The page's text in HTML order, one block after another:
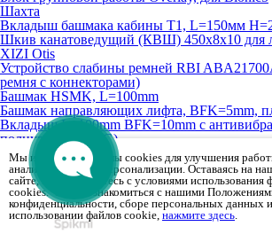
Шахта
Вкладыш башмака кабины T1, L=150мм
Шкив канатоведущий (КВШ) 450х8х10 для
XIZI Otis
Устройство слабины ремней RBI
ремня с коннекторами)
Башмак HSMK, L=100mm
Башмак направляющих лифта, BFK=5mm,
Вкладыш L=100mm BFK=10mm с
полиуретан (FSFG)
Вкладыш L=100mm BFK=16mm с
полиуретан (FSFG)
Вкладыш башмака направляющей T5
73х48х9 BFK=5mm
Вкладыш башмака направляющей T16
127х34mm BFK=16mm (аналог)
Мы используем файлы cookies для улучшения
анализа трафика и персонализации. Оставаясь на
сайте, вы соглашаетесь с условиями использования
cookies. Чтобы ознакомиться с нашими
конфиденциальности, сборе персональных данных
использовании файлов cookie, нажмите здесь.